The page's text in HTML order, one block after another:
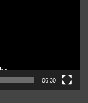
06:30